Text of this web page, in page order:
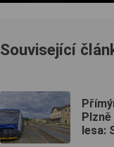
Související
lesa: